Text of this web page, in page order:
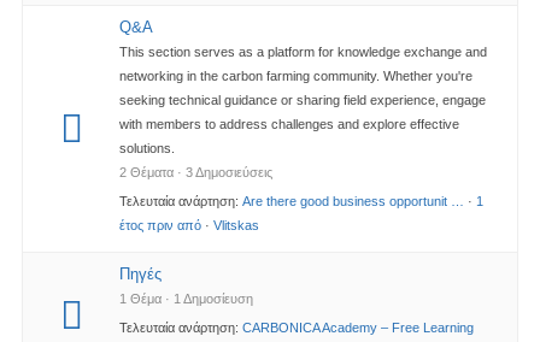
Q&A​
This section serves as a platform for knowledge exchange and
networking in the carbon farming community. Whether you're
seeking technical guidance or sharing field experience, engage
with members to address challenges and explore effective
solutions.
2 Θέματα · 3 Δημοσιεύσεις
Τελευταία ανάρτηση: Are there good business opportunit … · 1
έτος πριν από · Vlitskas
Πηγές
1 Θέμα · 1 Δημοσίευση
Τελευταία ανάρτηση: CARBONICA Academy – Free Learning